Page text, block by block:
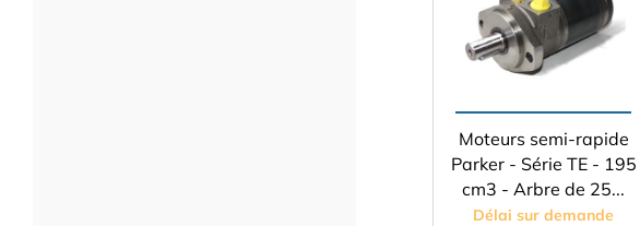
Moteurs semi-rapide
Parker - Série TE - 195
cm3 - Arbre de 25...
Délai sur demande